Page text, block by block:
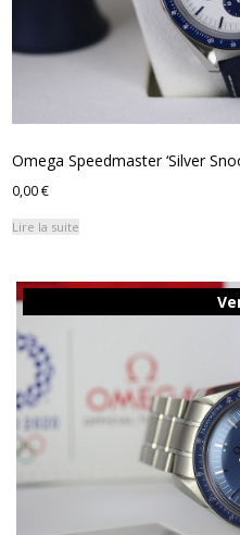
Omega Speedmaster ‘Silver
0,00€
Lire la suite